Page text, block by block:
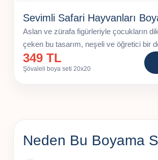
Sevimli Safari Hayvanları
Aslan ve zürafa figürleriyle çocukların
çeken bu tasarım, neşeli ve öğretici bir
349 TL
Şövaleli boya seti 20x20
Neden Bu Boyama